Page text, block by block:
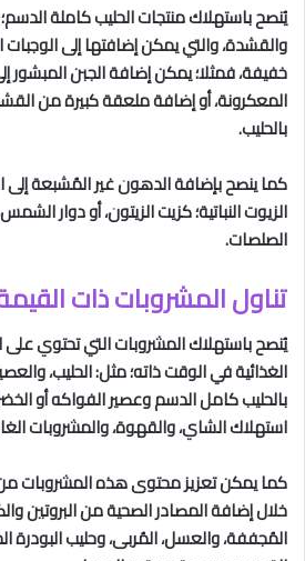
يُنصح باستهلاك منتجات الحليب كاملة الدسم؛
والقشدة، والتي يمكن إضافتها إلى الوجبات
خفيفة، فمثلا؛ يمكن إضافة الجبن المبشور
المعكرونة، أو إضافة ملعقة كبيرة من
بالحليب.
كما ينصح بإضافة الدهون غير المُشبعة إلى
الزيوت النباتية؛ كزيت الزيتون، أو دوار
الصلصات.
تناول المشروبات ذات القيمة
يُنصح باستهلاك المشروبات التي تحتوي على
الغذائية في الوقت ذاته؛ مثل: الحليب،
بالحليب كامل الدسم وعصير الفواكه أو
استهلاك الشاي، والقهوة، والمشروبات
كما يمكن تعزيز محتوى هذه المشروبات
خلال إضافة المصادر الصحية من البروتين
المُجففة، والعسل، المُربى، وحليب البودرة